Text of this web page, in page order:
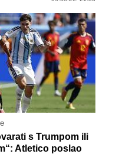
s Trumpom ili
Atletico poslao